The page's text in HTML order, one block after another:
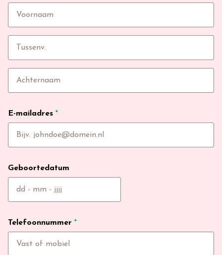
E-mailadres *
Geboortedatum
Telefoonnummer *